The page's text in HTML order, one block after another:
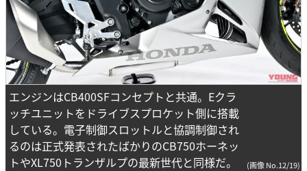
エンジンはCB400SFコンセプトと共通。Eクラ
ッチユニットをドライブスプロケット側に搭載
している。電子制御スロットルと協調制御され
るのは正式発表されたばかりのCB750ホーネッ
トやXL750トランザルプの最新世代と同様だ。
(画像 No.12/19)